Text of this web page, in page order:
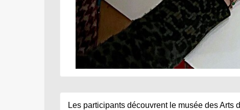
Les participants découvrent le musée des Arts d